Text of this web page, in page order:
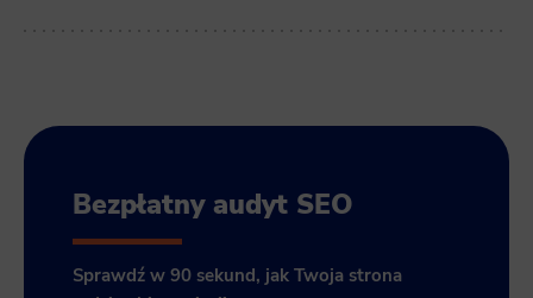
Bezpłatny audyt SEO
Sprawdź w 90 sekund, jak Twoja strona